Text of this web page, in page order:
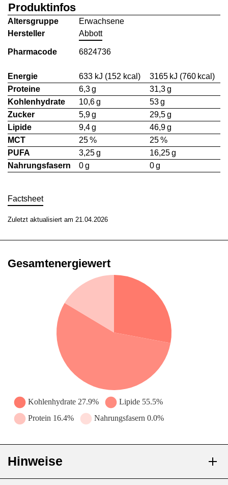
Produktinfos
Altersgruppe
Erwachsene
Hersteller
Abbott
Pharmacode 6824736
Energie 633 kJ (152 kcal)
3165 kJ (760 kcal)
Proteine
6,3 g
31,3 g
Kohlenhydrate
10,6 g
53 g
Zucker
5,9 g
29,5 g
Lipide
9,4 g
46,9 g
MCT
25 %
25 %
PUFA
3,25 g
16,25 g
Nahrungsfasern
0 g 0 g
Factsheet
Zuletzt aktualisiert am 21.04.2026
Gesamtenergiewert
Hinweise